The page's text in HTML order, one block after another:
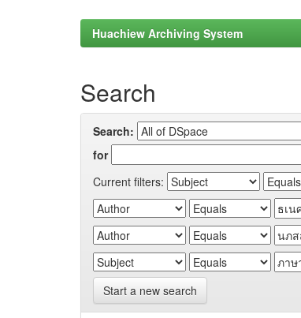
Huachiew Archiving System
Search
Search:
for
Current filters:
Start a new search